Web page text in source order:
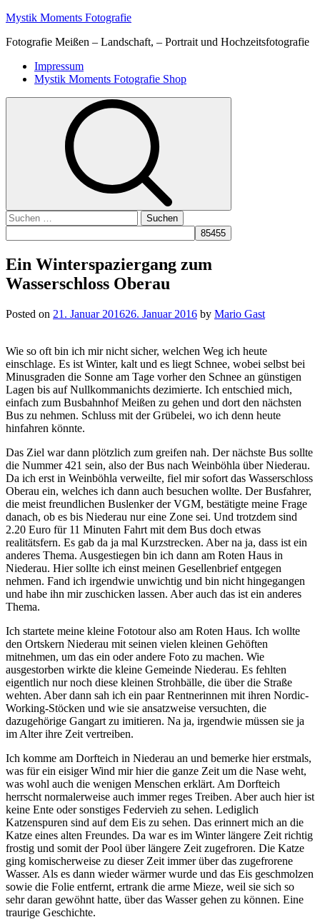
Skip
content
Mystik Moments Fotografie
Fotografie Meißen – Landschaft, – Portrait und Hochzeitsfotografie
Primary
Menu
Impressum
Mystik Moments Fotografie Shop
Suchen
nach:
Ein Winterspaziergang zum
Wasserschloss Oberau
Posted on 21. Januar 201626. Januar 2016 by Mario Gast
Wie so oft bin ich mir nicht sicher, welchen Weg ich heute
einschlage. Es ist Winter, kalt und es liegt Schnee, wobei selbst bei
Minusgraden die Sonne am Tage vorher den Schnee an günstigen
Lagen bis auf Nullkommanichts dezimierte. Ich entschied mich,
einfach zum Busbahnhof Meißen zu gehen und dort den nächsten
Bus zu nehmen. Schluss mit der Grübelei, wo ich denn heute
hinfahren könnte.
Das Ziel war dann plötzlich zum greifen nah. Der nächste Bus sollte
die Nummer 421 sein, also der Bus nach Weinböhla über Niederau.
Da ich erst in Weinböhla verweilte, fiel mir sofort das Wasserschloss
Oberau ein, welches ich dann auch besuchen wollte. Der Busfahrer,
die meist freundlichen Buslenker der VGM, bestätigte meine Frage
danach, ob es bis Niederau nur eine Zone sei. Und trotzdem sind
2.20 Euro für 11 Minuten Fahrt mit dem Bus doch etwas
realitätsfern. Es gab da ja mal Kurzstrecken. Aber na ja, dass ist ein
anderes Thema. Ausgestiegen bin ich dann am Roten Haus in
Niederau. Hier sollte ich einst meinen Gesellenbrief entgegen
nehmen. Fand ich irgendwie unwichtig und bin nicht hingegangen
und habe ihn mir zuschicken lassen. Aber auch das ist ein anderes
Thema.
Ich startete meine kleine Fototour also am Roten Haus. Ich wollte
den Ortskern Niederau mit seinen vielen kleinen Gehöften
mitnehmen, um das ein oder andere Foto zu machen. Wie
ausgestorben wirkte die kleine Gemeinde Niederau. Es fehlten
eigentlich nur noch diese kleinen Strohbälle, die über die Straße
wehten. Aber dann sah ich ein paar Rentnerinnen mit ihren Nordic-
Working-Stöcken und wie sie ansatzweise versuchten, die
dazugehörige Gangart zu imitieren. Na ja, irgendwie müssen sie ja
im Alter ihre Zeit vertreiben.
Ich komme am Dorfteich in Niederau an und bemerke hier erstmals,
was für ein eisiger Wind mir hier die ganze Zeit um die Nase weht,
was wohl auch die wenigen Menschen erklärt. Am Dorfteich
herrscht normalerweise auch immer reges Treiben. Aber auch hier ist
keine Ente oder sonstiges Federvieh zu sehen. Lediglich
Katzenspuren sind auf dem Eis zu sehen. Das erinnert mich an die
Katze eines alten Freundes. Da war es im Winter längere Zeit richtig
frostig und somit der Pool über längere Zeit zugefroren. Die Katze
ging komischerweise zu dieser Zeit immer über das zugefrorene
Wasser. Als es dann wieder wärmer wurde und das Eis geschmolzen
sowie die Folie entfernt, ertrank die arme Mieze, weil sie sich so
sehr daran gewöhnt hatte, über das Wasser gehen zu können. Eine
traurige Geschichte.